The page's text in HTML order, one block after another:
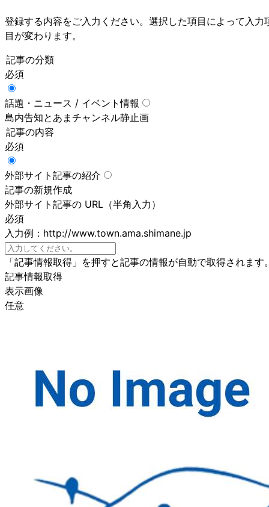
登録する内容をご入力ください。選択した項目によって入力
目が変わります。
記事の分類
必須
話題・ニュース / イベント情報
島内告知とあまチャンネル静止画
記事の内容
必須
外部サイト記事の紹介
記事の新規作成
外部サイト記事の URL（半角入力）
必須
入力例：http://www.town.ama.shimane.jp
「記事情報取得」を押すと記事の情報が自動で取得されます
記事情報取得
表示画像
任意